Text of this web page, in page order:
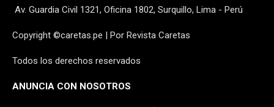
Av. Guardia Civil 1321, Oficina 1802, Surquillo, Lima - Perú
Copyright ©caretas.pe | Por Revista Caretas
Todos los derechos reservados
ANUNCIA CON NOSOTROS